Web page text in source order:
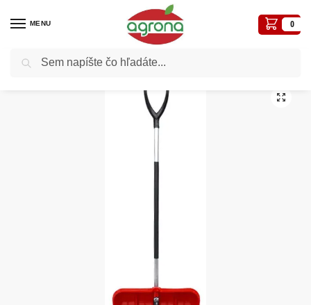
MENU 0
Domov Záhradné a iné náradie / Odhŕňače snehu, škrabky na ľad